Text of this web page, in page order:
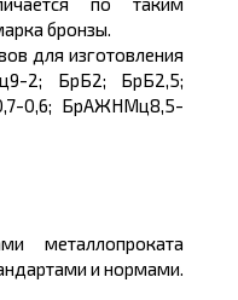
бронзы.
для изготовления
2; БрБ2; БрБ2,5;
0,6; БрАЖНМц8,5-
металлопроката
и нормами.